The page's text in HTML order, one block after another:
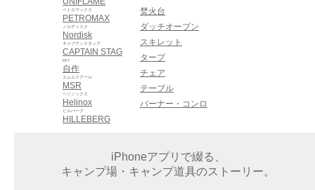
PETROMAX
ペトロマックス
Nordisk
ノルディスク
CAPTAIN STAG
キャプテンスタッグ
自作
DIY
MSR
エムエスアール
Helinox
ヘリノックス
HILLEBERG
ヒルバーグ
焚火台
ダッチオーブン
スキレット
タープ
チェア
テーブル
バーナー・コンロ
iPhoneアプリで綴る、
キャンプ場・キャンプ道具のストーリー。